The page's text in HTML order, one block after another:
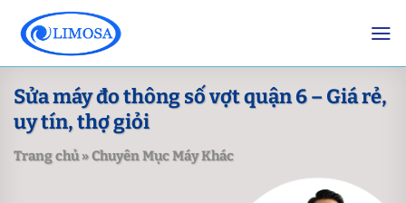
content
Sửa máy đo thông số vợt quận 6 – Giá rẻ,
uy tín, thợ giỏi
Trang chủ»Chuyên Mục Máy Khác